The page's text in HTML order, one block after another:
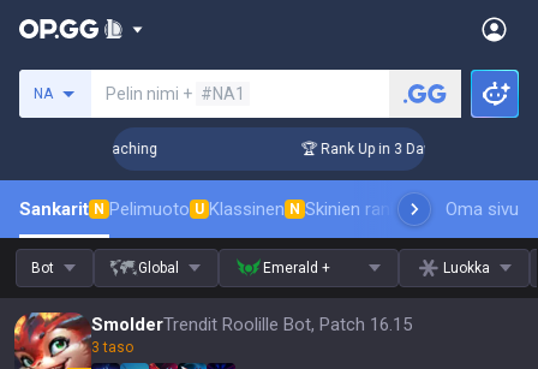
NA Pelin nimi + #NA1
Challenger Coaching 🏆 Rank Up in 3 Days! Challenger
Sankarit N Pelimuoto U Klassinen N Skinien ranking Tulostaulukot
Oma sivu
Bot Global Emerald + Luokka
SmolderTrendit Roolille Bot, Patch 16.15
3 taso